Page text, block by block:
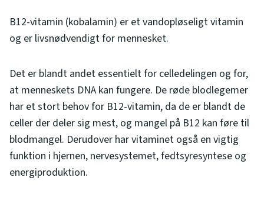
B12-vitamin (kobalamin) er et vandopløseligt vitamin
og er livsnødvendigt for mennesket.
Det er blandt andet essentielt for celledelingen og for,
at menneskets DNA kan fungere. De røde blodlegemer
har et stort behov for B12-vitamin, da de er blandt de
celler der deler sig mest, og mangel på B12 kan føre til
blodmangel. Derudover har vitaminet også en vigtig
funktion i hjernen, nervesystemet, fedtsyresyntese og
energiproduktion.